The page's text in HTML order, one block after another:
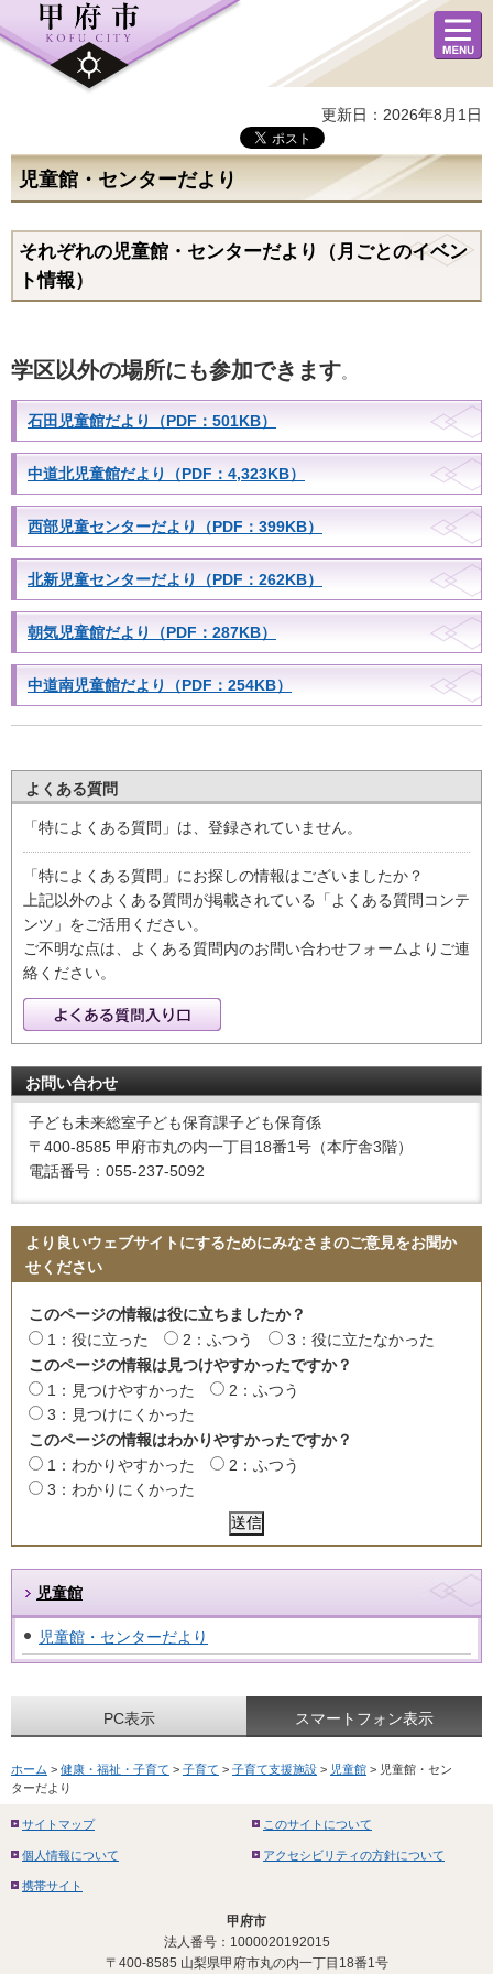
メニュ
ー
更新日：2026年8月1日
児童館・センターだより
それぞれの児童館・センターだより（月ごとのイベン
ト情報）
学区以外の場所にも参加できます。
石田児童館だより（PDF：501KB）
中道北児童館だより（PDF：4,323KB）
西部児童センターだより（PDF：399KB）
北新児童センターだより（PDF：262KB）
朝気児童館だより（PDF：287KB）
中道南児童館だより（PDF：254KB）
よくある質問
「特によくある質問」は、登録されていません。
「特によくある質問」にお探しの情報はございましたか？
上記以外のよくある質問が掲載されている「よくある質問コンテ
ンツ」をご活用ください。
ご不明な点は、よくある質問内のお問い合わせフォームよりご連
絡ください。
お問い合わせ
子ども未来総室子ども保育課子ども保育係
〒400-8585 甲府市丸の内一丁目18番1号（本庁舎3階）
電話番号：055-237-5092
より良いウェブサイトにするためにみなさまのご意見をお聞か
せください
このページの情報は役に立ちましたか？
1：役に立った
2：ふつう
3：役に立たなかった
このページの情報は見つけやすかったですか？
1：見つけやすかった
2：ふつう
3：見つけにくかった
このページの情報はわかりやすかったですか？
1：わかりやすかった
2：ふつう
3：わかりにくかった
児童館
児童館・センターだより
PC表示 スマートフォン表示
ホーム > 健康・福祉・子育て > 子育て > 子育て支援施設 > 児童館 > 児童館・セン
ターだより
サイトマップ このサイトについて
個人情報について アクセシビリティの方針について
携帯サイト
甲府市
法人番号：1000020192015
〒400-8585 山梨県甲府市丸の内一丁目18番1号